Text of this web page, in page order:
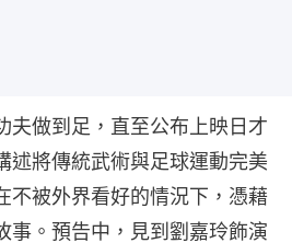
夫做到足，直至公布上映日才
述將傳統武術與足球運動完美
不被外界看好的情況下，憑藉
事。預告中，見到劉嘉玲飾演